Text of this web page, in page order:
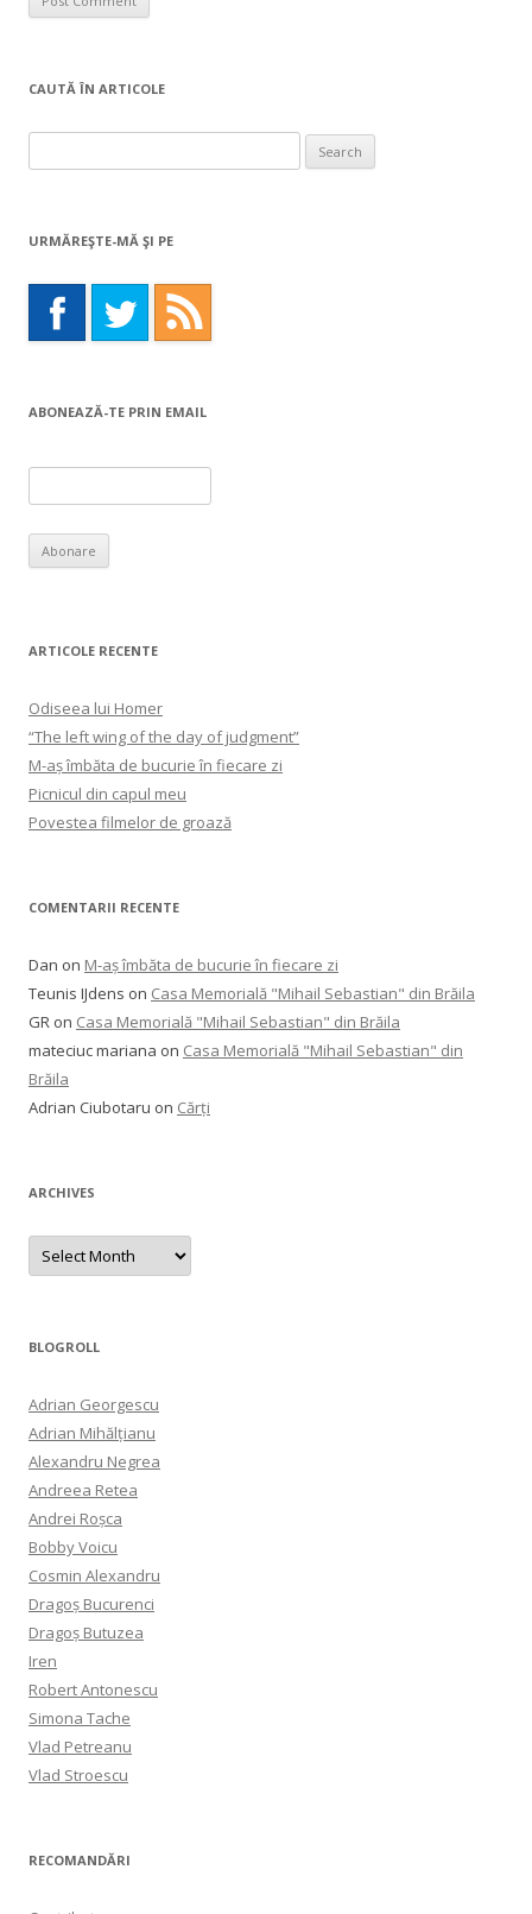
CAUTĂ ÎN ARTICOLE
for:
URMĂREŞTE-MĂ ŞI PE
ABONEAZĂ-TE PRIN EMAIL
ARTICOLE RECENTE
Odiseea lui Homer
“The left wing of the day of judgment”
M-aș îmbăta de bucurie în fiecare zi
Picnicul din capul meu
Povestea filmelor de groază
COMENTARII RECENTE
Dan on M-aș îmbăta de bucurie în fiecare zi
Teunis IJdens on Casa Memorială "Mihail Sebastian" din Brăila
GR on Casa Memorială "Mihail Sebastian" din Brăila
mateciuc mariana on Casa Memorială "Mihail Sebastian" din
Brăila
Adrian Ciubotaru on Cărți
ARCHIVES
Archives
BLOGROLL
Adrian Georgescu
Adrian Mihălțianu
Alexandru Negrea
Andreea Retea
Andrei Roșca
Bobby Voicu
Cosmin Alexandru
Dragoș Bucurenci
Dragoș Butuzea
Iren
Robert Antonescu
Simona Tache
Vlad Petreanu
Vlad Stroescu
RECOMANDĂRI